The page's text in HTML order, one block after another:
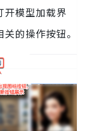
模型加载界
的操作按钮。